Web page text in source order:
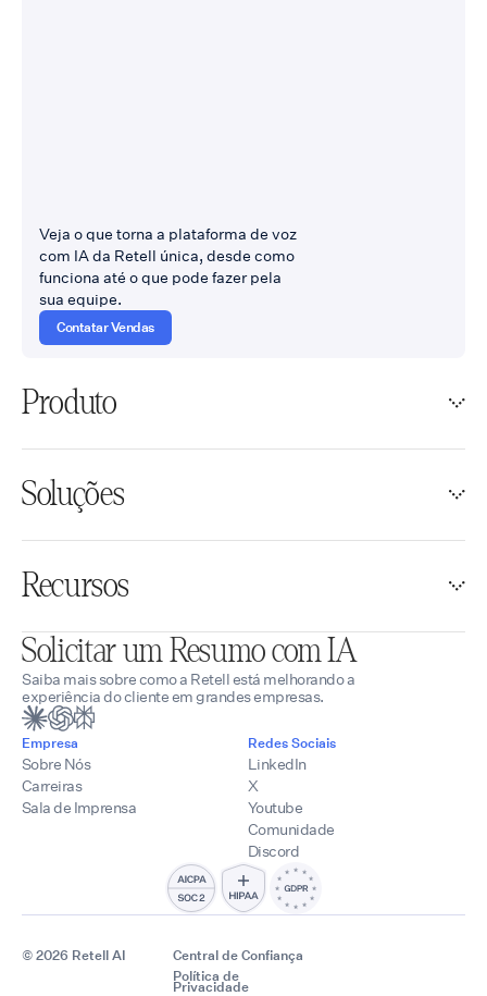
Veja o que torna a plataforma de voz
com IA da Retell única, desde como
funciona até o que pode fazer pela
sua equipe.
Contatar Vendas
Produto
Soluções
Recursos
Solicitar um Resumo com IA
Saiba mais sobre como a Retell está melhorando a
experiência do cliente em grandes empresas.
Empresa
Sobre Nós
Carreiras
Sala de Imprensa
Redes Sociais
LinkedIn
X
Youtube
Comunidade
Discord
© 2026 Retell AI
Central de Confiança
Política de
Privacidade